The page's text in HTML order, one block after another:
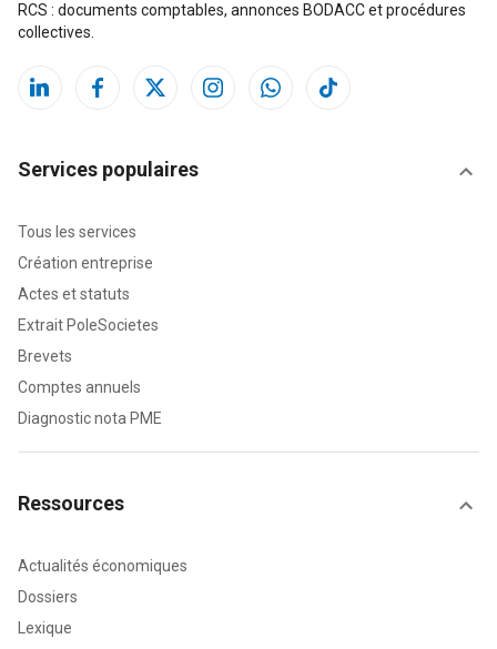
RCS : documents comptables, annonces BODACC et procédures
collectives.
Services populaires
Tous les services
Création entreprise
Actes et statuts
Extrait PoleSocietes
Brevets
Comptes annuels
Diagnostic nota PME
Ressources
Actualités économiques
Dossiers
Lexique